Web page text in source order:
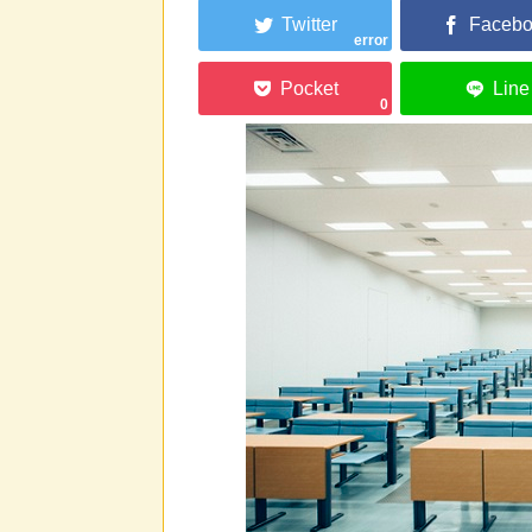
error
0